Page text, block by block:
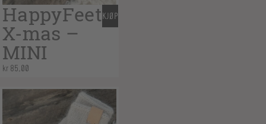
HappyFeet
X-mas –
MINI
kr 85,00
KJØP